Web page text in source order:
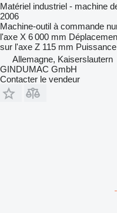
Matériel industriel - machine
2006
Machine-outil à commande
l'axe X 6 000 mm
sur l'axe Z 115 mm Puissance
Allemagne, Kaiserslautern
GINDUMAC GmbH
Contacter le vendeur